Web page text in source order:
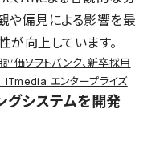
や偏見による影響を最
が向上しています。
――ソフトバンク、新卒採用
ITmedia エンタープライズ
システムを開発｜